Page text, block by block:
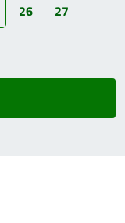
26
27